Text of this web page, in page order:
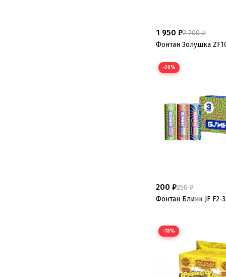
1 950 ₽2 700 ₽
Фонтан Золушка
−20%
200 ₽250 ₽
Фонтан Блинк JF F2-
−18%